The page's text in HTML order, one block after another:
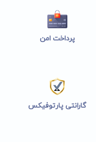
پرداخت امن
گارانتی پارتوفیکس